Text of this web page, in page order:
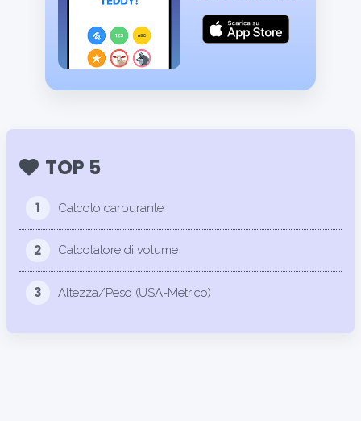
TOP 5
1 Calcolo carburante
2 Calcolatore di volume
3 Altezza/Peso (USA-Metrico)